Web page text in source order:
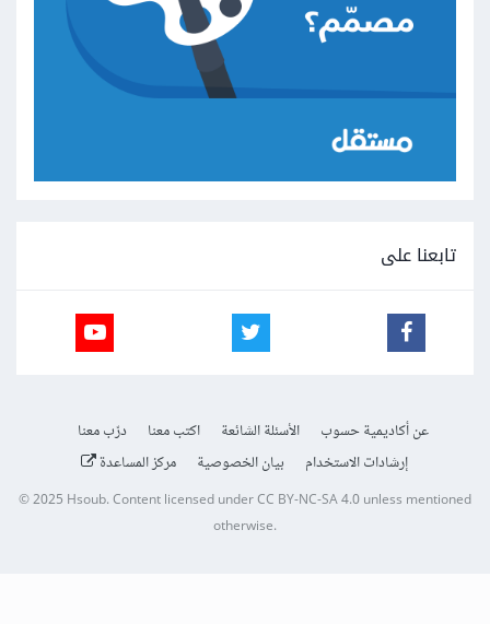
تابعنا على
عن أكاديمية حسوب الأسئلة الشائعة اكتب معنا
درّب معنا
إرشادات الاستخدام
بيان الخصوصية مركز المساعدة
© 2025 Hsoub.Content licensed underCC BY-NC-SA 4.0unless mentioned
otherwise.